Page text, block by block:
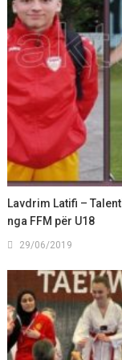
Lavdrim Latifi –
nga FFM për U18
29/06/2019